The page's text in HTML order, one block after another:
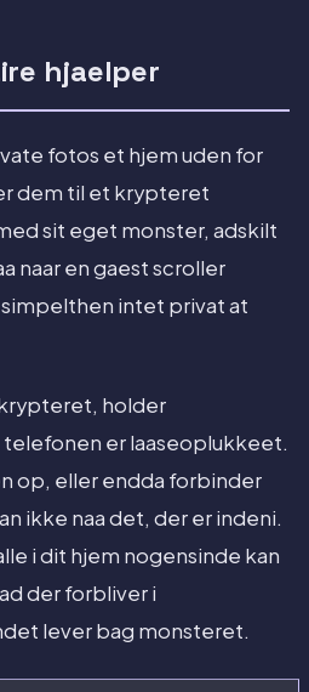
hjaelper
fotos et hjem uden for
dem til et krypteret
sit eget monster, adskilt
naar en gaest scroller
intet privat at
holder
er laaseoplukkeet.
op, eller endda forbinder
ikke naa det, der er indeni.
i dit hjem nogensinde kan
der forbliver i
lever bag monsteret.